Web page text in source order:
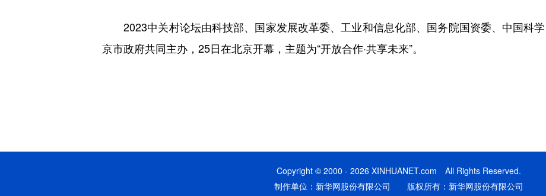
2023中关村论坛由科技部、国家发展改革委、工业和信息化部、国务院国资委、中国科
京市政府共同主办，25日在北京开幕，主题为“开放合作·共享未来”。
Copyright © 2000 - 2026 XINHUANET.com All Rights Reserved.
制作单位：新华网股份有限公司 版权所有：新华网股份有限公司